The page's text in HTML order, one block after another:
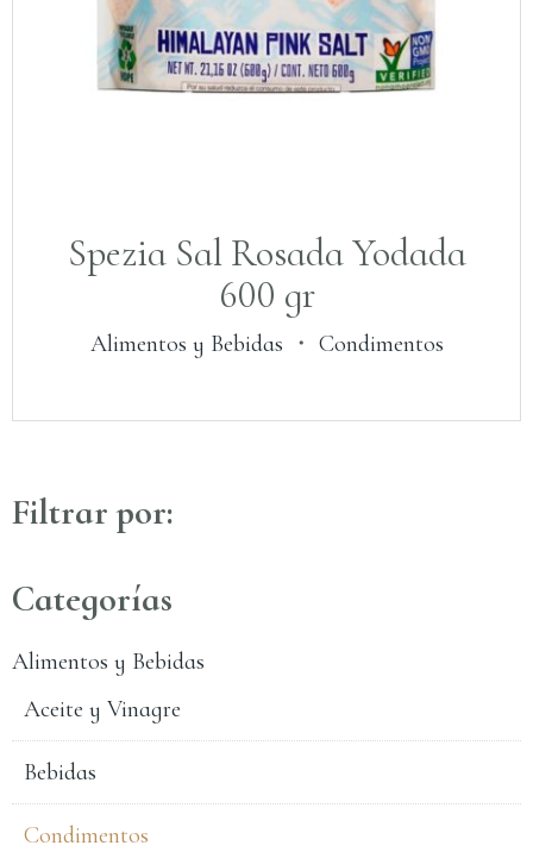
Filtrar por:
Categorías
Alimentos y Bebidas
Aceite y Vinagre
Bebidas
Condimentos
Spezia Sal Rosada Yodada
600 gr
Alimentos y Bebidas ・ Condimentos